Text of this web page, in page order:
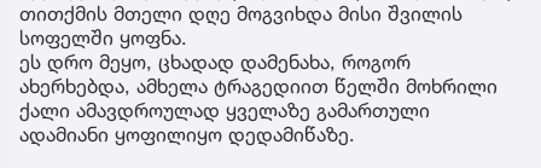
თითქმის მთელი დღე მოგვიხდა მისი შვილის
სოფელში ყოფნა.
ეს დრო მეყო, ცხადად დამენახა, როგორ
ახერხებდა, ამხელა ტრაგედიით წელში მოხრილი
ქალი ამავდროულად ყველაზე გამართული
ადამიანი ყოფილიყო დედამიწაზე.